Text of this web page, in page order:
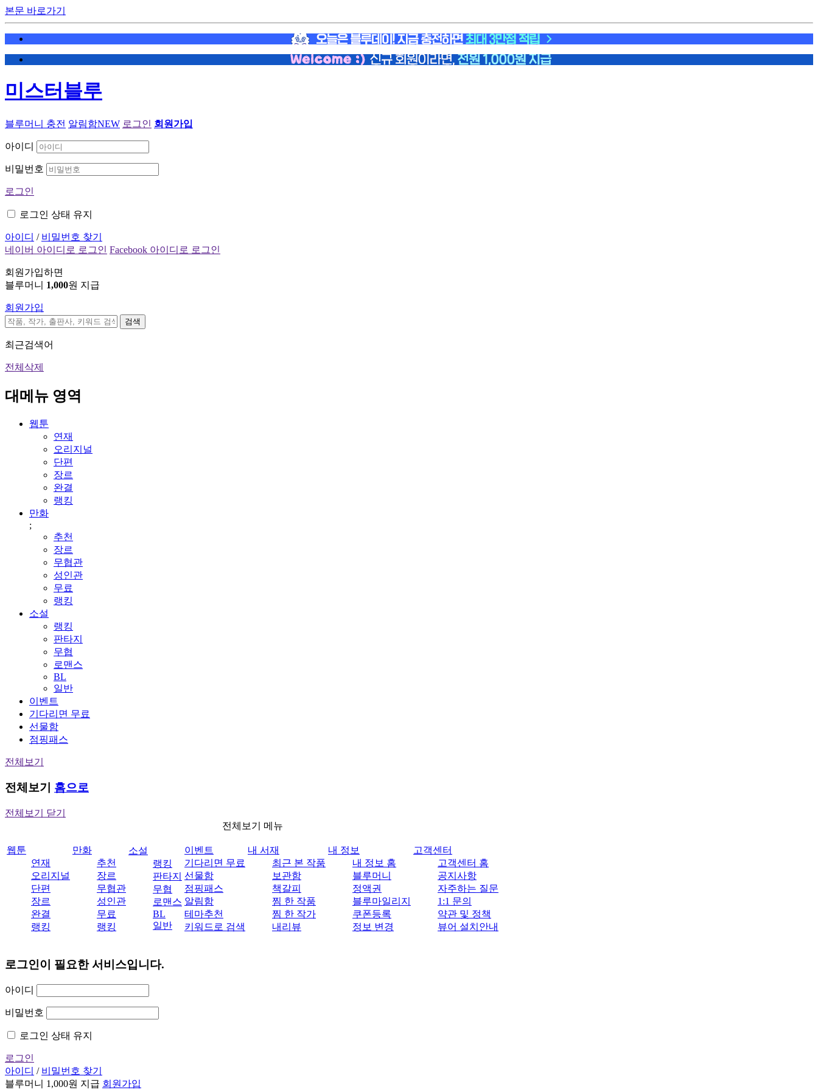
본문 바로가기
미스터블루
블루머니 충전 알림함NEW 로그인 회원가입
아이디
비밀번호
로그인
로그인 상태 유지
아이디 / 비밀번호 찾기
네이버 아이디로 로그인 Facebook 아이디로 로그인
회원가입하면
블루머니 1,000원 지급
회원가입
검색
최근검색어
전체삭제
대메뉴 영역
웹툰
연재
오리지널
단편
장르
완결
랭킹
만화
;
추천
장르
무협관
성인관
무료
랭킹
소설
랭킹
판타지
무협
로맨스
BL
일반
이벤트
기다리면 무료
선물함
점핑패스
전체보기
전체보기 홈으로
전체보기 닫기
전체보기 메뉴
웹툰
연재
오리지널
단편
장르
완결
랭킹
만화
추천
장르
무협관
성인관
무료
랭킹
소설
랭킹
판타지
무협
로맨스
BL
일반
이벤트
기다리면 무료
선물함
점핑패스
알림함
테마추천
키워드로 검색
내 서재
최근 본 작품
보관함
책갈피
찜 한 작품
찜 한 작가
내리뷰
내 정보
내 정보 홈
블루머니
정액권
블루마일리지
쿠폰등록
정보 변경
고객센터
고객센터 홈
공지사항
자주하는 질문
1:1 문의
약관 및 정책
뷰어 설치안내
로그인이 필요한 서비스입니다.
아이디
비밀번호
로그인 상태 유지
로그인
아이디 / 비밀번호 찾기
블루머니 1,000원 지급 회원가입